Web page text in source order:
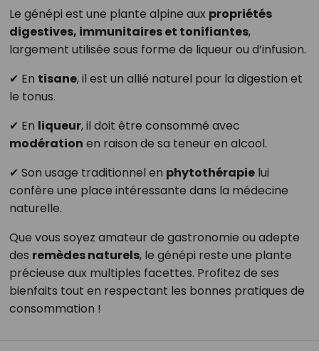
Le génépi est une plante alpine aux propriétés
digestives, immunitaires et tonifiantes,
largement utilisée sous forme de liqueur ou d’infusion.
✔ En tisane, il est un allié naturel pour la digestion et
le tonus.
✔ En liqueur, il doit être consommé avec
modération en raison de sa teneur en alcool.
✔ Son usage traditionnel en phytothérapielui
confère une place intéressante dans la médecine
naturelle.
Que vous soyez amateur de gastronomie ou adepte
des remèdes naturels, le génépi reste une plante
précieuse aux multiples facettes. Profitez de ses
bienfaits tout en respectant les bonnes pratiques de
consommation !